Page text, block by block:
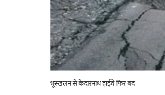
भूस्खलन से केदारनाथ हाईवे फिर बंद